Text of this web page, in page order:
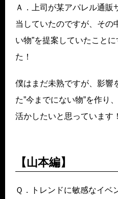
Ａ．上司が某アパレル通販
当していたのですが、その
い物”を提案していたこと
た！
僕はまだ未熟ですが、影響
た”今までにない物”を作り
活かしたいと思っています！
【山本編】
Ｑ．トレンドに敏感なイベ